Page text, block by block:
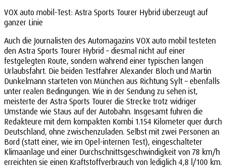
VOX auto mobil-Test: Astra Sports Tourer Hybrid überzeugt auf
ganzer Linie
Auch die Journalisten des Automagazins VOX auto mobil testeten
den Astra Sports Tourer Hybrid – diesmal nicht auf einer
festgelegten Route, sondern während einer typischen langen
Urlaubsfahrt. Die beiden Testfahrer Alexander Bloch und Martin
Dunkelmann starteten von München aus Richtung Sylt – ebenfalls
unter realen Bedingungen. Wie in der Sendung zu sehen ist,
meisterte der Astra Sports Tourer die Strecke trotz widriger
Umstände wie Staus auf der Autobahn. Insgesamt fuhren die
Redakteure mit dem kompakten Kombi 1.154 Kilometer quer durch
Deutschland, ohne zwischenzuladen. Selbst mit zwei Personen an
Bord (statt einer, wie im Opel-internen Test), eingeschalteter
Klimaanlage und einer Durchschnittsgeschwindigkeit von 78 km/h
erreichten sie einen Kraftstoffverbrauch von lediglich 4,8 l/100 km.